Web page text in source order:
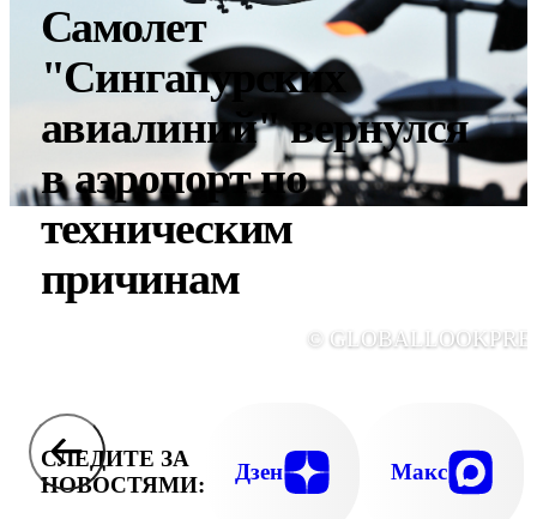
Самолет
"Сингапурских
авиалиний" вернулся
в аэропорт по
техническим
причинам
©
СЛЕДИТЕ ЗА
НОВОСТЯМИ:
Дзен Макс